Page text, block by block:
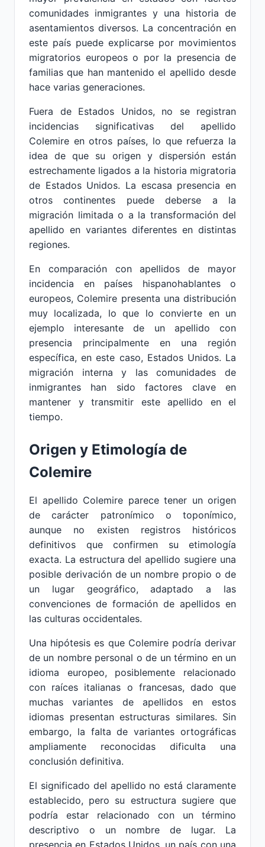
comunidades inmigrantes y una historia de
asentamientos diversos. La concentración en
este país puede explicarse por movimientos
migratorios europeos o por la presencia de
familias que han mantenido el apellido desde
hace varias generaciones.
Fuera de Estados Unidos, no se registran
incidencias significativas del apellido
Colemire en otros países, lo que refuerza la
idea de que su origen y dispersión están
estrechamente ligados a la historia migratoria
de Estados Unidos. La escasa presencia en
otros continentes puede deberse a la
migración limitada o a la transformación del
apellido en variantes diferentes en distintas
regiones.
En comparación con apellidos de mayor
incidencia en países hispanohablantes o
europeos, Colemire presenta una distribución
muy localizada, lo que lo convierte en un
ejemplo interesante de un apellido con
presencia principalmente en una región
específica, en este caso, Estados Unidos. La
migración interna y las comunidades de
inmigrantes han sido factores clave en
mantener y transmitir este apellido en el
tiempo.
Origen y Etimología de
Colemire
El apellido Colemire parece tener un origen
de carácter patronímico o toponímico,
aunque no existen registros históricos
definitivos que confirmen su etimología
exacta. La estructura del apellido sugiere una
posible derivación de un nombre propio o de
un lugar geográfico, adaptado a las
convenciones de formación de apellidos en
las culturas occidentales.
Una hipótesis es que Colemire podría derivar
de un nombre personal o de un término en un
idioma europeo, posiblemente relacionado
con raíces italianas o francesas, dado que
muchas variantes de apellidos en estos
idiomas presentan estructuras similares. Sin
embargo, la falta de variantes ortográficas
ampliamente reconocidas dificulta una
conclusión definitiva.
El significado del apellido no está claramente
establecido, pero su estructura sugiere que
podría estar relacionado con un término
descriptivo o un nombre de lugar. La
presencia en Estados Unidos, un país con una